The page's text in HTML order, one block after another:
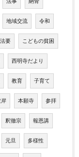
法事 納骨
地域交流 令和
法要 こどもの貧困
西明寺だより
教育 子育て
岸 本願寺 参拝
釈徹宗 報恩講
元旦 多様性